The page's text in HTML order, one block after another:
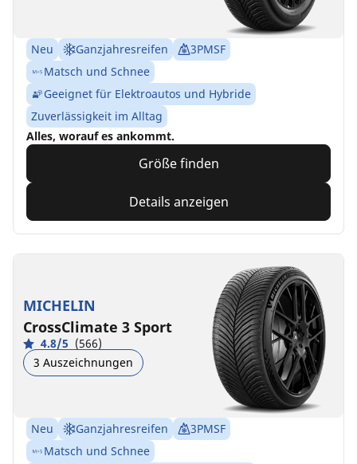
Neu Ganzjahresreifen
3PMSF
Matsch und Schnee
Geeignet für Elektroautos und Hybride
Zuverlässigkeit im Alltag
Alles, worauf es ankommt.
Größe finden
Details anzeigen
MICHELIN
CrossClimate 3 Sport
4.8/5 (566)
3 Auszeichnungen
Neu Ganzjahresreifen
3PMSF
Matsch und Schnee